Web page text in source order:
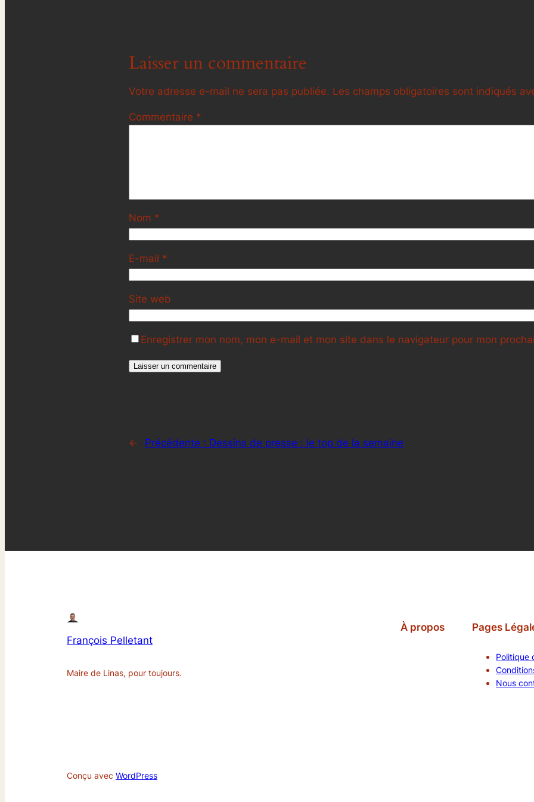
Laisser un commentaire
Votre adresse e-mail ne sera pas publiée. Les champs obligatoires sont indiqués
Commentaire *
Nom *
E-mail *
Site web
Enregistrer mon nom, mon e-mail et mon site dans le navigateur pour mon
← Précédente : Dessins de presse : le top de la semaine
François Pelletant
Maire de Linas, pour toujours.
À propos Pages
Politique
Nous
Conçu avec WordPress